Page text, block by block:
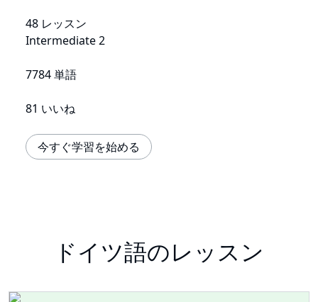
48 レッスン
Intermediate 2
7784 単語
81 いいね
今すぐ学習を始める
ドイツ語のレッスン